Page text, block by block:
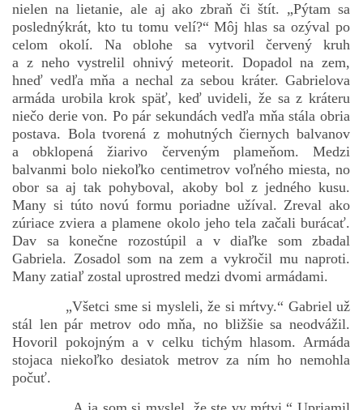
nielen na lietanie, ale aj ako zbraň či štít. „Pýtam sa
poslednýkrát, kto tu tomu velí?“ Môj hlas sa ozýval po
celom okolí. Na oblohe sa vytvoril červený kruh
a z neho vystrelil ohnivý meteorit. Dopadol na zem,
hneď vedľa mňa a nechal za sebou kráter. Gabrielova
armáda urobila krok späť, keď uvideli, že sa z kráteru
niečo derie von. Po pár sekundách vedľa mňa stála obria
postava. Bola tvorená z mohutných čiernych balvanov
a obklopená žiarivo červeným plameňom. Medzi
balvanmi bolo niekoľko centimetrov voľného miesta, no
obor sa aj tak pohyboval, akoby bol z jedného kusu.
Many si túto novú formu poriadne užíval. Zreval ako
zúriace zviera a plamene okolo jeho tela začali burácať.
Dav sa konečne rozostúpil a v diaľke som zbadal
Gabriela. Zosadol som na zem a vykročil mu naproti.
Many zatiaľ zostal uprostred medzi dvomi armádami.
„Všetci sme si mysleli, že si mŕtvy.“ Gabriel už
stál len pár metrov odo mňa, no bližšie sa neodvážil.
Hovoril pokojným a v celku tichým hlasom. Armáda
stojaca niekoľko desiatok metrov za ním ho nemohla
počuť.